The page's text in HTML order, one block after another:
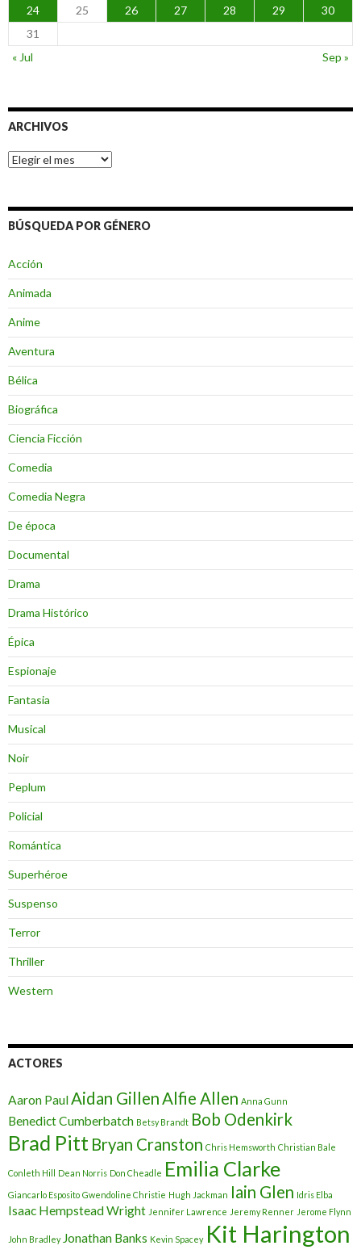
24
25 26 27 28 29
30
31
« Jul
Sep »
ARCHIVOS
Archivos
BÚSQUEDA POR GÉNERO
Acción
Animada
Anime
Aventura
Bélica
Biográfica
Ciencia Ficción
Comedia
Comedia Negra
De época
Documental
Drama
Drama Histórico
Épica
Espionaje
Fantasia
Musical
Noir
Peplum
Policial
Romántica
Superhéroe
Suspenso
Terror
Thriller
Western
ACTORES
Aaron PaulAidan GillenAlfie Allen Anna Gunn
Benedict Cumberbatch Betsy Brandt Bob Odenkirk
Brad Pitt Bryan Cranston Chris Hemsworth Christian Bale
Conleth Hill Dean Norris Don Cheadle Emilia Clarke
Giancarlo Esposito Gwendoline Christie Hugh Jackman Iain Glen Idris Elba
Isaac Hempstead Wright Jennifer Lawrence Jeremy Renner Jerome Flynn
John Bradley Jonathan Banks Kevin Spacey Kit Harington